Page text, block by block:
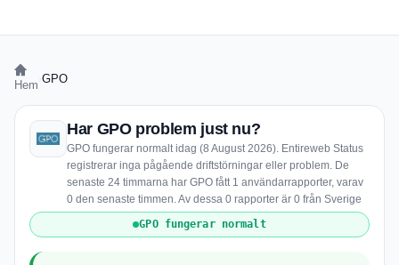
Hem GPO
Har GPO problem just nu?
GPO fungerar normalt idag (8 August 2026). Entireweb Status
registrerar inga pågående driftstörningar eller problem. De
senaste 24 timmarna har GPO fått 1 användarrapporter, varav
0 den senaste timmen. Av dessa 0 rapporter är 0 från Sverige
GPO fungerar normalt